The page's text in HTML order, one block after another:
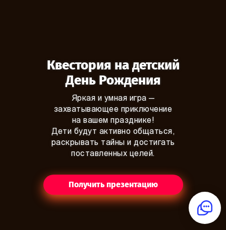
Квестория на детский
День Рождения
Яркая и умная игра —
захватывающее приключение
на вашем празднике!
Дети будут активно общаться,
раскрывать тайны и достигать
поставленных целей.
Получить презентацию